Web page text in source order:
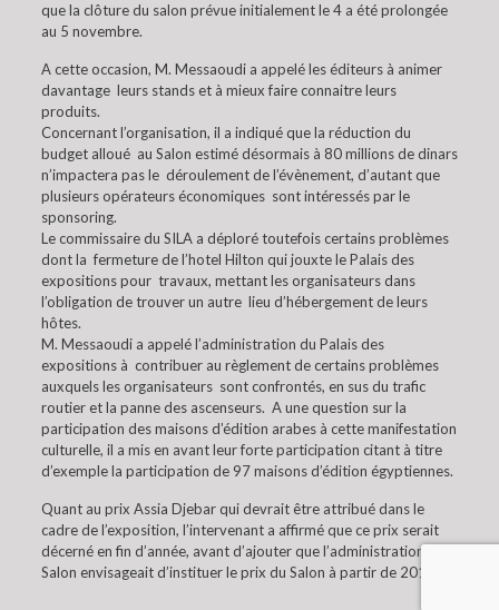
que la clôture du salon prévue initialement le 4 a été prolongée
au 5 novembre.
A cette occasion, M. Messaoudi a appelé les éditeurs à animer
davantage leurs stands et à mieux faire connaitre leurs
produits.
Concernant l’organisation, il a indiqué que la réduction du
budget alloué au Salon estimé désormais à 80 millions de dinars
n’impactera pas le déroulement de l’évènement, d’autant que
plusieurs opérateurs économiques sont intéressés par le
sponsoring.
Le commissaire du SILA a déploré toutefois certains problèmes
dont la fermeture de l’hotel Hilton qui jouxte le Palais des
expositions pour travaux, mettant les organisateurs dans
l’obligation de trouver un autre lieu d’hébergement de leurs
hôtes.
M. Messaoudi a appelé l’administration du Palais des
expositions à contribuer au règlement de certains problèmes
auxquels les organisateurs sont confrontés, en sus du trafic
routier et la panne des ascenseurs. A une question sur la
participation des maisons d’édition arabes à cette manifestation
culturelle, il a mis en avant leur forte participation citant à titre
d’exemple la participation de 97 maisons d’édition égyptiennes.
Quant au prix Assia Djebar qui devrait être attribué dans le
cadre de l’exposition, l’intervenant a affirmé que ce prix serait
décerné en fin d’année, avant d’ajouter que l’administration du
Salon envisageait d’instituer le prix du Salon à partir de 2018.